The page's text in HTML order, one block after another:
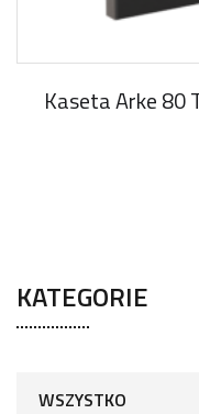
Kaseta Arke 80
KATEGORIE
WSZYSTKO